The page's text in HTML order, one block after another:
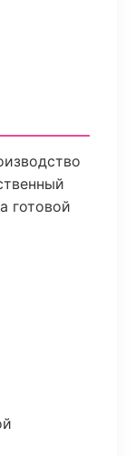
готовой